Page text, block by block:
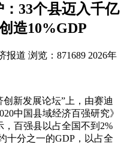
：33个县迈入千亿
造10%GDP
报道 浏览：871689 2026年
创新发展论坛”上，由赛迪
中国县域经济百强研究》
，百强县以占全国不到2%
十分之一的GDP，以占全